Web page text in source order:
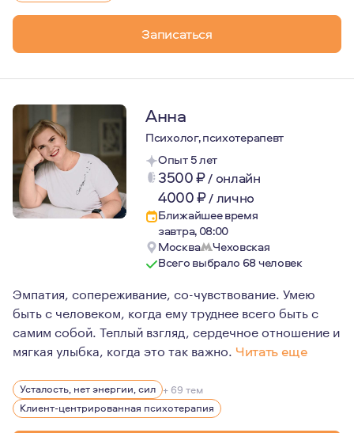
В работе мне нравится, разбираться в
Записаться
Анна
Психолог, психотерапевт
Опыт 5 лет
3500₽/ онлайн
4000₽/лично
Ближайшее время
завтра, 08:00
Москва
Чеховская
Всего выбрало 68 человек
Эмпатия, сопереживание, со-чувствование. Умею
быть с человеком, когда ему труднее всего быть с
самим собой. Теплый взгляд, сердечное отношение и
мягкая улыбка, когда это так важно. Читать еще
Безоговорочно верю в потенциал каждого человека.
С 2017 года модерирую большую группу по детско-
Усталость, нет энергии, сил + 69 тем
Клиент-центрированная психотерапия